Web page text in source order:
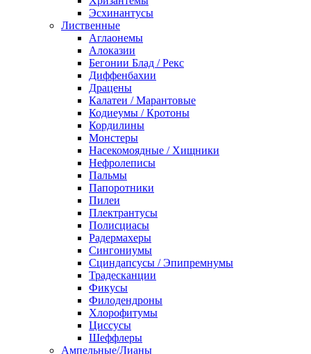
Эсхинантусы
Лиственные
Аглаонемы
Алоказии
Бегонии Блад / Рекс
Диффенбахии
Драцены
Калатеи / Марантовые
Кодиеумы / Кротоны
Кордилины
Монстеры
Насекомоядные / Хищники
Нефролеписы
Пальмы
Папоротники
Пилеи
Плектрантусы
Полисциасы
Радермахеры
Сингониумы
Сциндапсусы / Эпипремнумы
Традесканции
Фикусы
Филодендроны
Хлорофитумы
Циссусы
Шеффлеры
Ампельные/Лианы